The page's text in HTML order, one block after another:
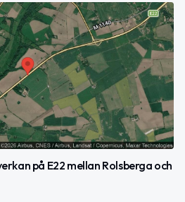
på E22 mellan Rolsberga och